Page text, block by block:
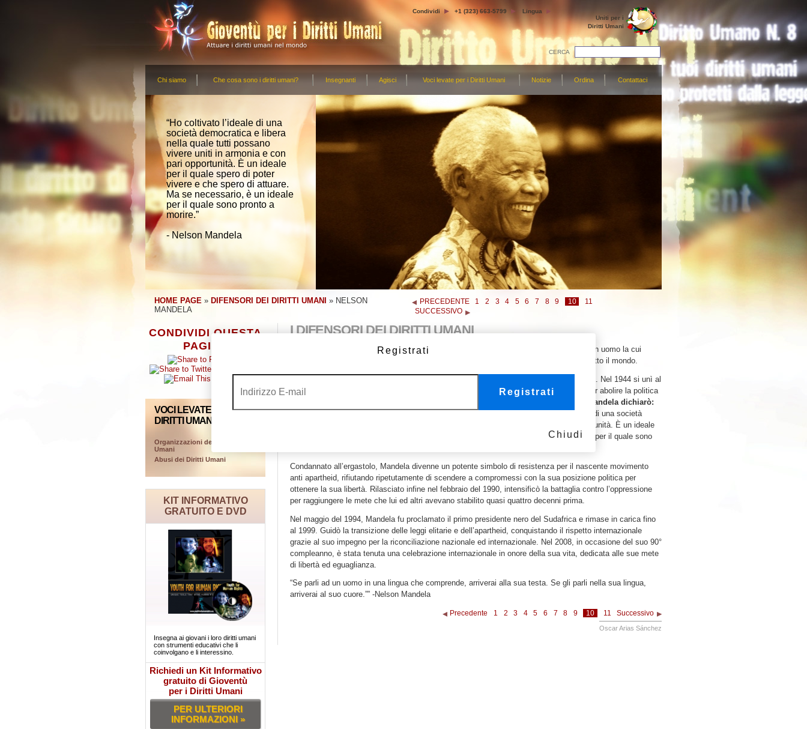
Condividi +1 (323) 663-5799
Lingua
Uniti per i
Diritti Umani
CERCA
Chi siamo Che cosa sono i diritti umani? Insegnanti Agisci Voci levate per i Diritti Umani Notizie Ordina Contattaci
“Ho coltivato l’ideale di una
società democratica e libera
nella quale tutti possano
vivere uniti in armonia e con
pari opportunità. È un ideale
per il quale spero di poter
vivere e che spero di attuare.
Ma se necessario, è un ideale
per il quale sono pronto a
morire.”
- Nelson Mandela
HOME PAGE » DIFENSORI DEI DIRITTI UMANI » NELSON
MANDELA
PRECEDENTE 1 2 3 4 5 6 7 8 9 10
11
SUCCESSIVO
CONDIVIDI QUESTA
PAGINA
VOCI LEVATE PER I
DIRITTI UMANI
Organizzazioni dei Diritti
Umani
Abusi dei Diritti Umani
KIT INFORMATIVO
GRATUITO E DVD
Insegna ai giovani i loro diritti umani
con strumenti educativi che li
coinvolgano e li interessino.
Richiedi un Kit Informativo
gratuito di Gioventù
per i Diritti Umani
PER ULTERIORI
INFORMAZIONI »
I DIFENSORI DEI DIRITTI UMANI
Nelson Mandela, uno dei simboli dei diritti umani più riconosciuti della nostra epoca, è un uomo la cui
dedizione alla libertà del suo popolo è d’ispirazione per i sostenitori dei diritti umani di tutto il mondo.
Nato a Transkei, in Sudafrica, figlio di un capo tribù, Mandela si laureò in giurisprudenza. Nel 1944 si unì al
Congresso Nazionale Africano (African National Congress, ANC) e operò attivamente per abolire la politica
Processato per le sue azioni, Mandela dichiarò:
Ho coltivato l’ideale di una società
democratica e libera, nella quale tutti potessero vivere uniti in armonia e con pari opportunità. È un ideale
per il quale spero di poter vivere e che spero di ottenere. Ma se necessario, è un ideale per il quale sono
Condannato all’ergastolo, Mandela divenne un potente simbolo di resistenza per il nascente movimento
anti apartheid, rifiutando ripetutamente di scendere a compromessi con la sua posizione politica per
ottenere la sua libertà. Rilasciato infine nel febbraio del 1990, intensificò la battaglia contro l’oppressione
per raggiungere le mete che lui ed altri avevano stabilito quasi quattro decenni prima.
Nel maggio del 1994, Mandela fu proclamato il primo presidente nero del Sudafrica e rimase in carica fino
al 1999. Guidò la transizione delle leggi elitarie e dell’apartheid, conquistando il rispetto internazionale
grazie al suo impegno per la riconciliazione nazionale ed internazionale. Nel 2008, in occasione del suo 90°
compleanno, è stata tenuta una celebrazione internazionale in onore della sua vita, dedicata alle sue mete
di libertà ed eguaglianza.
“Se parli ad un uomo in una lingua che comprende, arriverai alla sua testa. Se gli parli nella sua lingua,
arriverai al suo cuore.”” -Nelson Mandela
Precedente 1 2 3 4 5 6 7 8 9 10 11 Successivo
Oscar Arias Sánchez
Registrati
Registrati
Chiudi